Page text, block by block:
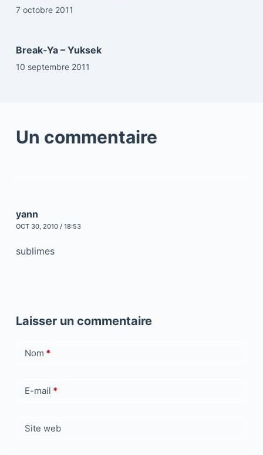
7 octobre 2011
Break-Ya – Yuksek
10 septembre 2011
Un commentaire
yann
OCT 30, 2010 / 18:53
sublimes
Laisser un commentaire
Nom *
E-mail *
Site web